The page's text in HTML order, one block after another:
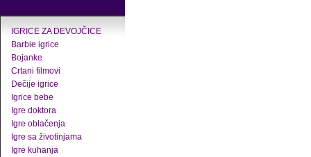
IGRICE ZA DEVOJČICE
Barbie igrice
Bojanke
Crtani filmovi
Dečije igrice
Igrice bebe
Igre doktora
Igre oblačenja
Igre sa životinjama
Igre kuhanja